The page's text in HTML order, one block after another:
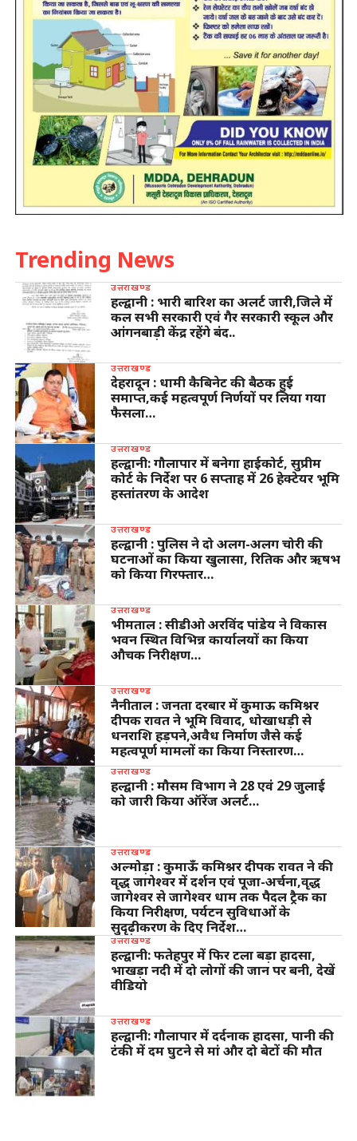
Trending News
उत्तराखण्ड
हल्द्वानी : भारी बारिश का अलर्ट जारी,जिले में
कल सभी सरकारी एवं गैर सरकारी स्कूल और
आंगनबाड़ी केंद्र रहेंगे बंद..
उत्तराखण्ड
देहरादून : धामी कैबिनेट की बैठक हुई
समाप्त,कई महत्वपूर्ण निर्णयों पर लिया गया
फैसला…
उत्तराखण्ड
हल्द्वानी: गौलापार में बनेगा हाईकोर्ट, सुप्रीम
कोर्ट के निर्देश पर 6 सप्ताह में 26 हेक्टेयर भूमि
हस्तांतरण के आदेश
उत्तराखण्ड
हल्द्वानी : पुलिस ने दो अलग-अलग चोरी की
घटनाओं का किया खुलासा, रितिक और ऋषभ
को किया गिरफ्तार…
उत्तराखण्ड
भीमताल : सीडीओ अरविंद पांडेय ने विकास
भवन स्थित विभिन्न कार्यालयों का किया
औचक निरीक्षण…
उत्तराखण्ड
नैनीताल : जनता दरबार में कुमाऊ कमिश्नर
दीपक रावत ने भूमि विवाद, धोखाधड़ी से
धनराशि हड़पने,अवैध निर्माण जैसे कई
महत्वपूर्ण मामलों का किया निस्तारण…
उत्तराखण्ड
हल्द्वानी : मौसम विभाग ने 28 एवं 29 जुलाई
को जारी किया ऑरेंज अलर्ट…
उत्तराखण्ड
अल्मोड़ा : कुमाऊँ कमिश्नर दीपक रावत ने की
वृद्ध जागेश्वर में दर्शन एवं पूजा-अर्चना,वृद्ध
जागेश्वर से जागेश्वर धाम तक पैदल ट्रैक का
किया निरीक्षण, पर्यटन सुविधाओं के
सुदृढ़ीकरण के दिए निर्देश…
उत्तराखण्ड
हल्द्वानी: फतेहपुर में फिर टला बड़ा हादसा,
भाखड़ा नदी में दो लोगों की जान पर बनी, देखें
वीडियो
उत्तराखण्ड
हल्द्वानी: गौलापार में दर्दनाक हादसा, पानी की
टंकी में दम घुटने से मां और दो बेटों की मौत